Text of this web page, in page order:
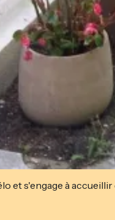
et s'engage à